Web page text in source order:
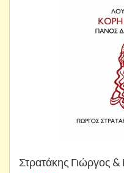
Στρατάκης Γιώργος